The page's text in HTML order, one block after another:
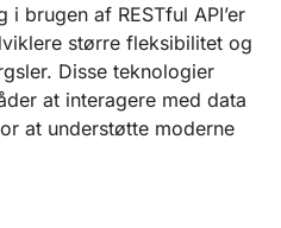
brugen af RESTful API’er
større fleksibilitet og
Disse teknologier
at interagere med data
at understøtte moderne